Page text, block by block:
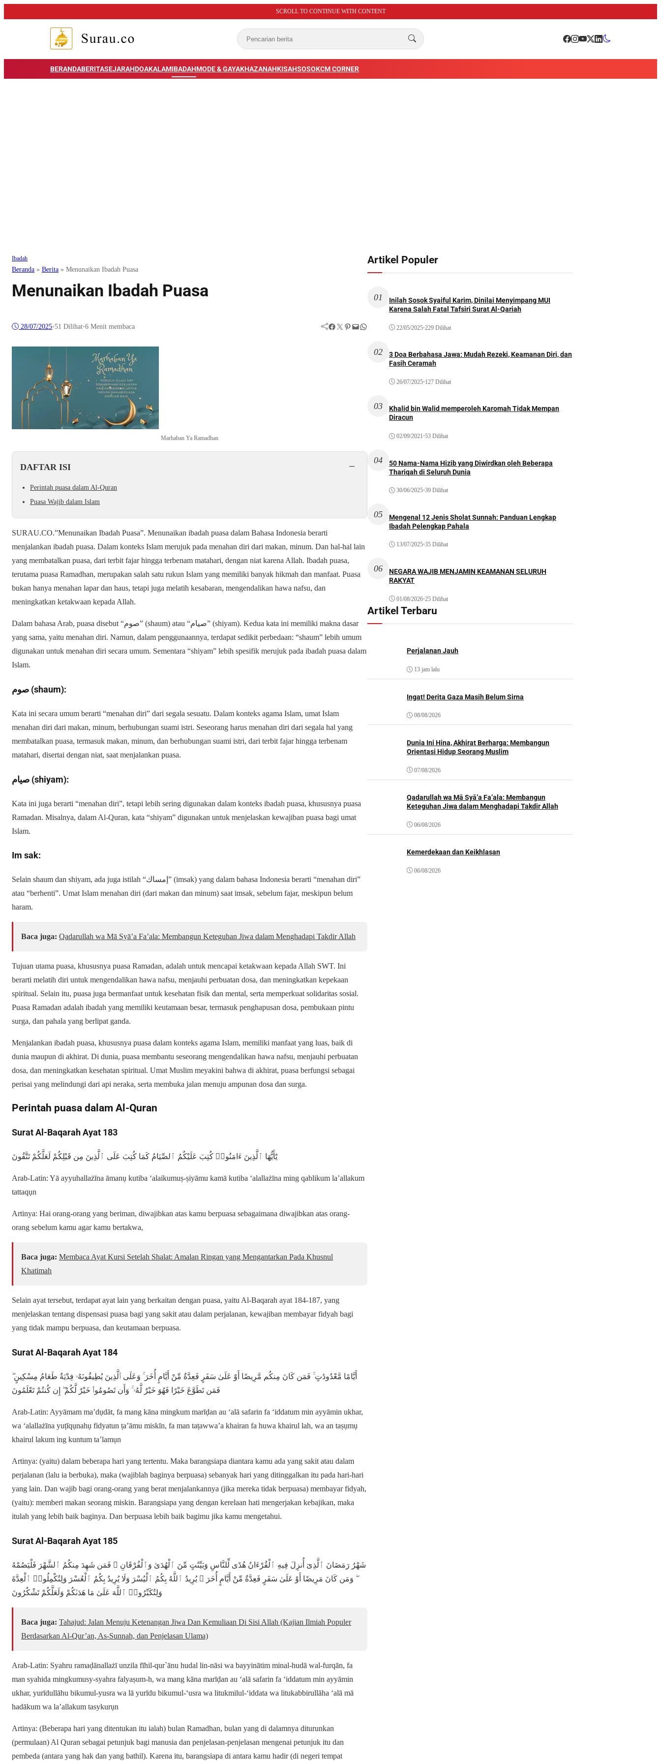
SCROLL TO CONTINUE WITH CONTENT
BERANDABERITASEJARAHDOAKALAMIBADAHMODE & GAYAKHAZANAHKISAHSOSOKCM CORNER
Ibadah
Beranda » Berita » Menunaikan Ibadah Puasa
Menunaikan Ibadah Puasa
28/07/2025•51 Dilihat•6 Menit membaca Facebook Twitter Pinterest Mail WhatsApp
Marhaban Ya Ramadhan
DAFTAR ISI −
Perintah puasa dalam Al-Quran
Puasa Wajib dalam Islam
SURAU.CO.”Menunaikan Ibadah Puasa”. Menunaikan ibadah puasa dalam Bahasa Indonesia berarti
menjalankan ibadah puasa. Dalam konteks Islam merujuk pada menahan diri dari makan, minum. Dan hal-hal lain
yang membatalkan puasa, dari terbit fajar hingga terbenam matahari, dengan niat karena Allah. Ibadah puasa,
terutama puasa Ramadhan, merupakan salah satu rukun Islam yang memiliki banyak hikmah dan manfaat. Puasa
bukan hanya menahan lapar dan haus, tetapi juga melatih kesabaran, mengendalikan hawa nafsu, dan
meningkatkan ketakwaan kepada Allah.
Dalam bahasa Arab, puasa disebut “صوم” (shaum) atau “صيام” (shiyam). Kedua kata ini memiliki makna dasar
yang sama, yaitu menahan diri. Namun, dalam penggunaannya, terdapat sedikit perbedaan: “shaum” lebih umum
digunakan untuk menahan diri secara umum. Sementara “shiyam” lebih spesifik merujuk pada ibadah puasa dalam
Islam.
صوم (shaum):
Kata ini secara umum berarti “menahan diri” dari segala sesuatu. Dalam konteks agama Islam, umat Islam
menahan diri dari makan, minum, berhubungan suami istri. Seseorang harus menahan diri dari segala hal yang
membatalkan puasa, termasuk makan, minum, dan berhubungan suami istri, dari terbit fajar hingga terbenam
matahari, disertai dengan niat, saat menjalankan puasa.
صيام (shiyam):
Kata ini juga berarti “menahan diri”, tetapi lebih sering digunakan dalam konteks ibadah puasa, khususnya puasa
Ramadan. Misalnya, dalam Al-Quran, kata “shiyam” digunakan untuk menjelaskan kewajiban puasa bagi umat
Islam.
Im sak:
Selain shaum dan shiyam, ada juga istilah “إمساك” (imsak) yang dalam bahasa Indonesia berarti “menahan diri”
atau “berhenti”. Umat Islam menahan diri (dari makan dan minum) saat imsak, sebelum fajar, meskipun belum
haram.
Baca juga: Qadarullah wa Mā Syā’a Fa’ala: Membangun Keteguhan Jiwa dalam Menghadapi Takdir Allah
Tujuan utama puasa, khususnya puasa Ramadan, adalah untuk mencapai ketakwaan kepada Allah SWT. Ini
berarti melatih diri untuk mengendalikan hawa nafsu, menjauhi perbuatan dosa, dan meningkatkan kepekaan
spiritual. Selain itu, puasa juga bermanfaat untuk kesehatan fisik dan mental, serta memperkuat solidaritas sosial.
Puasa Ramadan adalah ibadah yang memiliki keutamaan besar, termasuk penghapusan dosa, pembukaan pintu
surga, dan pahala yang berlipat ganda.
Menjalankan ibadah puasa, khususnya puasa dalam konteks agama Islam, memiliki manfaat yang luas, baik di
dunia maupun di akhirat. Di dunia, puasa membantu seseorang mengendalikan hawa nafsu, menjauhi perbuatan
dosa, dan meningkatkan kesehatan spiritual. Umat Muslim meyakini bahwa di akhirat, puasa berfungsi sebagai
perisai yang melindungi dari api neraka, serta membuka jalan menuju ampunan dosa dan surga.
Perintah puasa dalam Al-Quran
Surat Al-Baqarah Ayat 183
يَٰٓأَيُّهَا ٱلَّذِينَ ءَامَنُوا۟ كُتِبَ عَلَيْكُمُ ٱلصِّيَامُ كَمَا كُتِبَ عَلَى ٱلَّذِينَ مِن قَبْلِكُمْ لَعَلَّكُمْ تَتَّقُونَ
Arab-Latin: Yā ayyuhallażīna āmanụ kutiba ‘alaikumuṣ-ṣiyāmu kamā kutiba ‘alallażīna ming qablikum la’allakum
tattaqụn
Artinya: Hai orang-orang yang beriman, diwajibkan atas kamu berpuasa sebagaimana diwajibkan atas orang-
orang sebelum kamu agar kamu bertakwa,
Baca juga: Membaca Ayat Kursi Setelah Shalat: Amalan Ringan yang Mengantarkan Pada Khusnul
Khatimah
Selain ayat tersebut, terdapat ayat lain yang berkaitan dengan puasa, yaitu Al-Baqarah ayat 184-187, yang
menjelaskan tentang dispensasi puasa bagi yang sakit atau dalam perjalanan, kewajiban membayar fidyah bagi
yang tidak mampu berpuasa, dan keutamaan berpuasa.
Surat Al-Baqarah Ayat 184
أَيَّامًا مَّعْدُودَٰتٍ ۚ فَمَن كَانَ مِنكُم مَّرِيضًا أَوْ عَلَىٰ سَفَرٍ فَعِدَّةٌ مِّنْ أَيَّامٍ أُخَرَ ۚ وَعَلَى ٱلَّذِينَ يُطِيقُونَهُۥ فِدْيَةٌ طَعَامُ مِسْكِينٍ ۖ
فَمَن تَطَوَّعَ خَيْرًا فَهُوَ خَيْرٌ لَّهُۥ ۚ وَأَن تَصُومُوا۟ خَيْرٌ لَّكُمْ ۖ إِن كُنتُمْ تَعْلَمُونَ
Arab-Latin: Ayyāmam ma’dụdāt, fa mang kāna mingkum marīḍan au ‘alā safarin fa ‘iddatum min ayyāmin ukhar,
wa ‘alallażīna yuṭīqụnahụ fidyatun ṭa’āmu miskīn, fa man taṭawwa’a khairan fa huwa khairul lah, wa an taṣụmụ
khairul lakum ing kuntum ta’lamụn
Artinya: (yaitu) dalam beberapa hari yang tertentu. Maka barangsiapa diantara kamu ada yang sakit atau dalam
perjalanan (lalu ia berbuka), maka (wajiblah baginya berpuasa) sebanyak hari yang ditinggalkan itu pada hari-hari
yang lain. Dan wajib bagi orang-orang yang berat menjalankannya (jika mereka tidak berpuasa) membayar fidyah,
(yaitu): memberi makan seorang miskin. Barangsiapa yang dengan kerelaan hati mengerjakan kebajikan, maka
itulah yang lebih baik baginya. Dan berpuasa lebih baik bagimu jika kamu mengetahui.
Surat Al-Baqarah Ayat 185
شَهْرُ رَمَضَانَ ٱلَّذِىٓ أُنزِلَ فِيهِ ٱلْقُرْءَانُ هُدًى لِّلنَّاسِ وَبَيِّنَٰتٍ مِّنَ ٱلْهُدَىٰ وَٱلْفُرْقَانِ ۚ فَمَن شَهِدَ مِنكُمُ ٱلشَّهْرَ فَلْيَصُمْهُ
ۖ وَمَن كَانَ مَرِيضًا أَوْ عَلَىٰ سَفَرٍ فَعِدَّةٌ مِّنْ أَيَّامٍ أُخَرَ ۗ يُرِيدُ ٱللَّهُ بِكُمُ ٱلْيُسْرَ وَلَا يُرِيدُ بِكُمُ ٱلْعُسْرَ وَلِتُكْمِلُوا۟ ٱلْعِدَّةَ
وَلِتُكَبِّرُوا۟ ٱللَّهَ عَلَىٰ مَا هَدَىٰكُمْ وَلَعَلَّكُمْ تَشْكُرُونَ
Baca juga: Tahajud: Jalan Menuju Ketenangan Jiwa Dan Kemuliaan Di Sisi Allah (Kajian Ilmiah Populer
Berdasarkan Al-Qur’an, As-Sunnah, dan Penjelasan Ulama)
Arab-Latin: Syahru ramaḍānallażī unzila fīhil-qur`ānu hudal lin-nāsi wa bayyinātim minal-hudā wal-furqān, fa
man syahida mingkumusy-syahra falyaṣum-h, wa mang kāna marīḍan au ‘alā safarin fa ‘iddatum min ayyāmin
ukhar, yurīdullāhu bikumul-yusra wa lā yurīdu bikumul-‘usra wa litukmilul-‘iddata wa litukabbirullāha ‘alā mā
hadākum wa la’allakum tasykurụn
Artinya: (Beberapa hari yang ditentukan itu ialah) bulan Ramadhan, bulan yang di dalamnya diturunkan
(permulaan) Al Quran sebagai petunjuk bagi manusia dan penjelasan-penjelasan mengenai petunjuk itu dan
pembeda (antara yang hak dan yang bathil). Karena itu, barangsiapa di antara kamu hadir (di negeri tempat
Artikel Populer
01
Inilah Sosok Syaiful Karim, Dinilai Menyimpang MUI
Karena Salah Fatal Tafsiri Surat Al-Qariah
22/05/2025•229 Dilihat
02
3 Doa Berbahasa Jawa: Mudah Rezeki, Keamanan Diri, dan
Fasih Ceramah
26/07/2025•127 Dilihat
03
Khalid bin Walid memperoleh Karomah Tidak Mempan
Diracun
02/09/2021•53 Dilihat
04
50 Nama-Nama Hizib yang Diwirdkan oleh Beberapa
Thariqah di Seluruh Dunia
30/06/2025•39 Dilihat
05
Mengenal 12 Jenis Sholat Sunnah: Panduan Lengkap
Ibadah Pelengkap Pahala
13/07/2025•35 Dilihat
06
NEGARA WAJIB MENJAMIN KEAMANAN SELURUH
RAKYAT
01/08/2026•25 Dilihat
Artikel Terbaru
Perjalanan Jauh
13 jam lalu
Ingat! Derita Gaza Masih Belum Sirna
08/08/2026
Dunia Ini Hina, Akhirat Berharga: Membangun
Orientasi Hidup Seorang Muslim
07/08/2026
Qadarullah wa Mā Syā’a Fa’ala: Membangun
Keteguhan Jiwa dalam Menghadapi Takdir Allah
06/08/2026
Kemerdekaan dan Keikhlasan
06/08/2026